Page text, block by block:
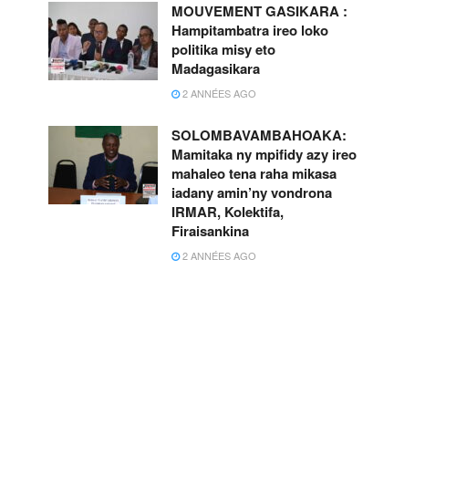
MOUVEMENT GASIKARA :
Hampitambatra ireo loko
politika misy eto
Madagasikara
2 ANNÉES AGO
SOLOMBAVAMBAHOAKA:
Mamitaka ny mpifidy azy ireo
mahaleo tena raha mikasa
iadany amin’ny vondrona
IRMAR, Kolektifa,
Firaisankina
2 ANNÉES AGO